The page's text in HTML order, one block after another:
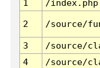
1
/index.php
2 /source/
3 /source/
4
/source/